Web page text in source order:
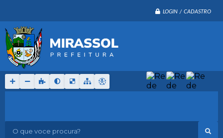
LOGIN / CADASTRO
O que voce procura?